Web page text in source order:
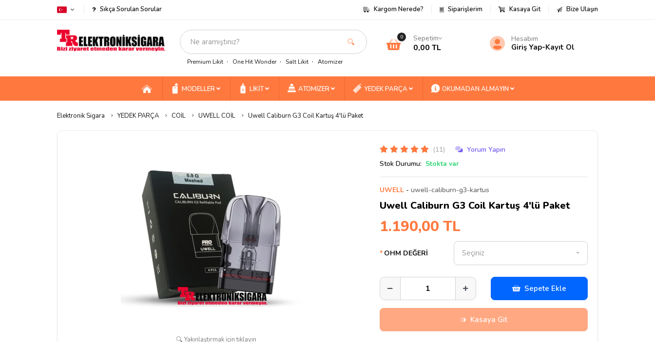
Sıkça Sorulan Sorular Kargom Nerede? Siparişlerim Kasaya Git Bize Ulaşın
Premium Likit One Hit Wonder Salt Likit Atomizer
0 Sepetim
0,00 TL
Hesabım
Giriş Yap-Kayıt Ol
MODELLER LİKİT ATOMİZER YEDEK PARÇA OKUMADAN ALMAYIN
Elektronik Sigara YEDEK PARÇA COİL UWELL COİL Uwell Caliburn G3 Coil Kartuş 4'lü Paket
Yakınlaştırmak için tıklayın
(11)
Yorum Yapın
Stok Durumu: Stokta var
UWELL- uwell-caliburn-g3-kartus
Uwell Caliburn G3 Coil Kartuş 4'lü Paket
1.190,00 TL
OHM DEĞERİ Seçiniz
Sepete Ekle
Kasaya Git